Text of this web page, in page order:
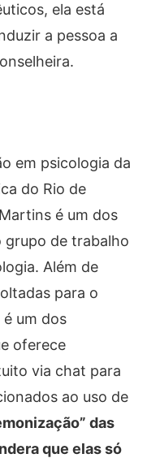
ela está
a pessoa a
em psicologia da
do Rio de
é um dos
grupo de trabalho
Além de
para o
um dos
oferece
via chat para
ao uso de
das
que elas só